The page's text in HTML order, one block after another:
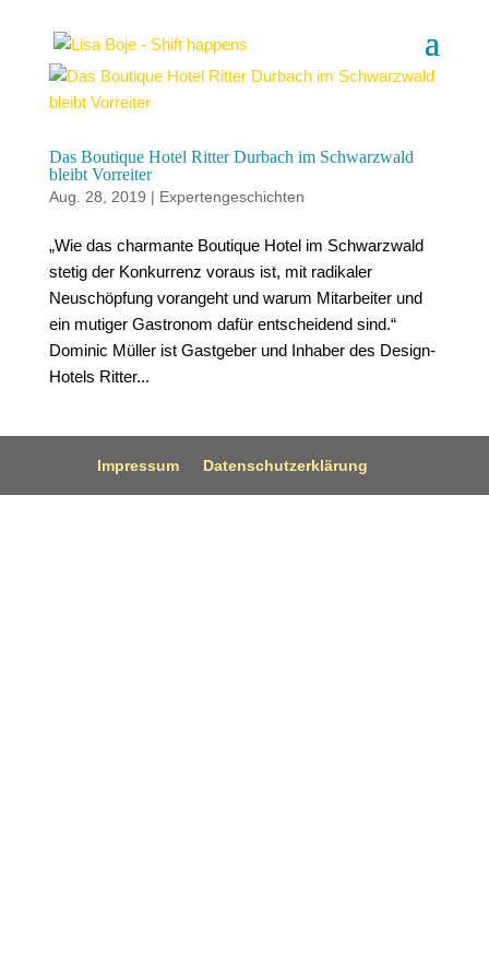
Das Boutique Hotel Ritter Durbach im Schwarzwald
bleibt Vorreiter
Aug. 28, 2019 | Expertengeschichten
„Wie das charmante Boutique Hotel im Schwarzwald
stetig der Konkurrenz voraus ist, mit radikaler
Neuschöpfung vorangeht und warum Mitarbeiter und
ein mutiger Gastronom dafür entscheidend sind.“
Dominic Müller ist Gastgeber und Inhaber des Design-
Hotels Ritter...
Impressum Datenschutzerklärung